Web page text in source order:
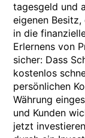
tagesgeld und
eigenen
in die
Erlernens von
sicher: Dass
kostenlos
persönlichen
Währung
und Kunden
jetzt